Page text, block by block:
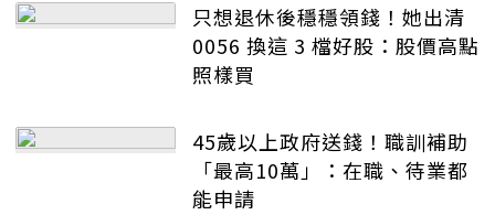
只想退休後穩穩領錢！她出清
0056 換這 3 檔好股：股價高點
照樣買
45歲以上政府送錢！職訓補助
「最高10萬」：在職、待業都
能申請